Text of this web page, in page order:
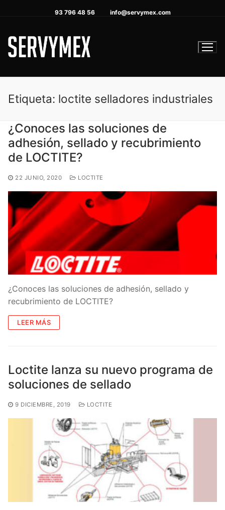
93 796 48 56 info@servymex.com
Etiqueta: loctite selladores industriales
¿Conoces las soluciones de
adhesión, sellado y recubrimiento
de LOCTITE?
22 JUNIO, 2020 LOCTITE
¿Conoces las soluciones de adhesión, sellado y
recubrimiento de LOCTITE?
LEER MÁS
Loctite lanza su nuevo programa de
soluciones de sellado
9 DICIEMBRE, 2019 LOCTITE